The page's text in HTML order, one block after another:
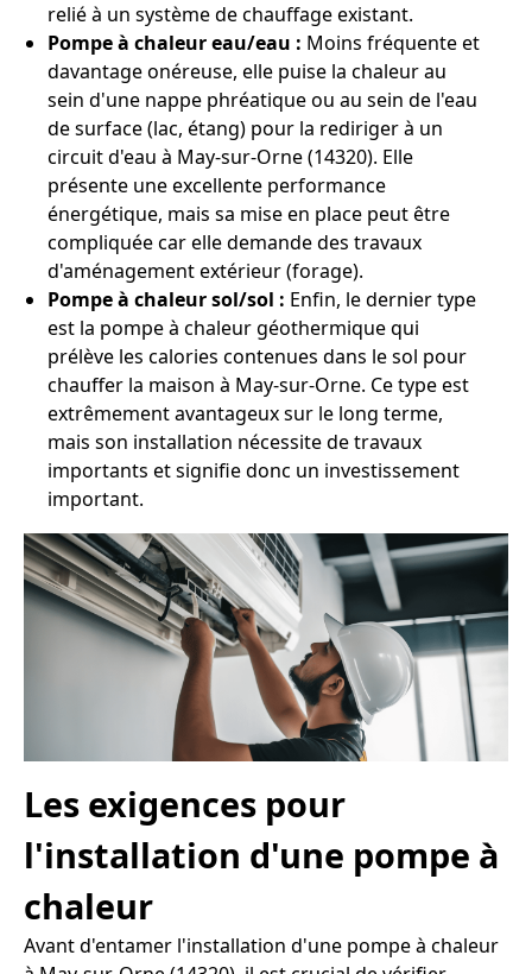
relié à un système de chauffage existant.
Pompe à chaleur eau/eau : Moins fréquente et
davantage onéreuse, elle puise la chaleur au
sein d'une nappe phréatique ou au sein de l'eau
de surface (lac, étang) pour la rediriger à un
circuit d'eau à May-sur-Orne (14320). Elle
présente une excellente performance
énergétique, mais sa mise en place peut être
compliquée car elle demande des travaux
d'aménagement extérieur (forage).
Pompe à chaleur sol/sol : Enfin, le dernier type
est la pompe à chaleur géothermique qui
prélève les calories contenues dans le sol pour
chauffer la maison à May-sur-Orne. Ce type est
extrêmement avantageux sur le long terme,
mais son installation nécessite de travaux
importants et signifie donc un investissement
important.
Les exigences pour
l'installation d'une pompe à
chaleur
Avant d'entamer l'installation d'une pompe à chaleur